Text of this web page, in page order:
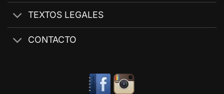
TEXTOS LEGALES
CONTACTO